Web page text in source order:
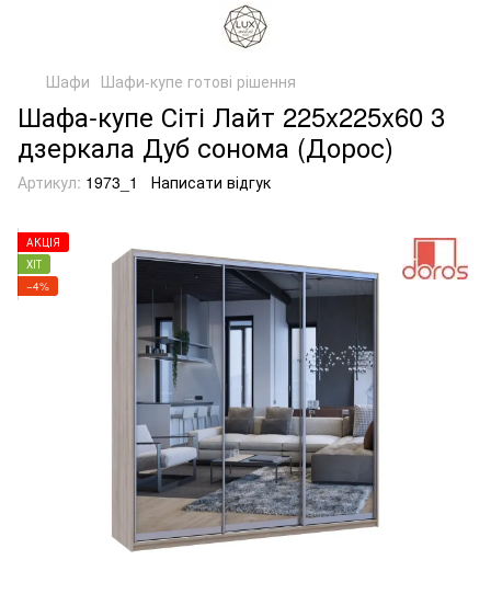
Шафи Шафи-купе готові рішення
Шафа-купе Сіті Лайт 225x225x60 3
дзеркала Дуб сонома (Дорос)
Артикул: 1973_1 Написати відгук
АКЦІЯ
ХІТ
−4%